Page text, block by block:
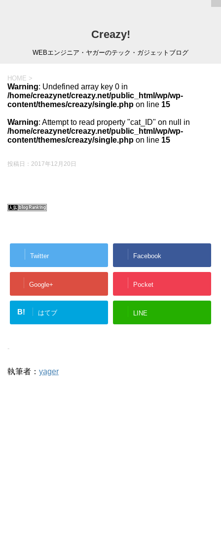
Creazy!
WEBエンジニア・ヤガーのテック・ガジェットブログ
HOME >
Warning: Undefined array key 0 in
/home/creazynet/creazy.net/public_html/wp/wp-
content/themes/creazy/single.php on line 15
Warning: Attempt to read property "cat_ID" on null in
/home/creazynet/creazy.net/public_html/wp/wp-
content/themes/creazy/single.php on line 15
投稿日： 2017年12月20日
Twitter Facebook
Google+ Pocket
B! はてブ LINE
-
執筆者： yager